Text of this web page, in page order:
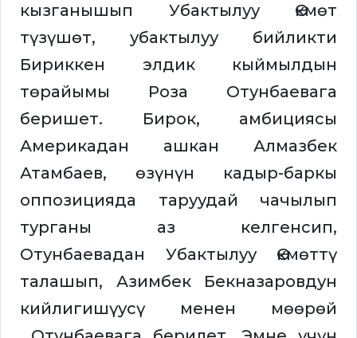
кызганышып Убактылуу Өкмөт
түзүшөт, убактылуу бийликти
Бириккен элдик кыймылдын
төрайымы Роза Отунбаевага
беришет. Бирок, амбициясы
Америкадан ашкан Алмазбек
Атамбаев, өзүнүн кадыр-баркы
оппозицияда таруудай чачылып
турганы аз келгенсип,
Отунбаевадан Убактылуу Өкмөттү
талашып, Азимбек Бекназаровдун
кийлигишүусү менен мөөрөй